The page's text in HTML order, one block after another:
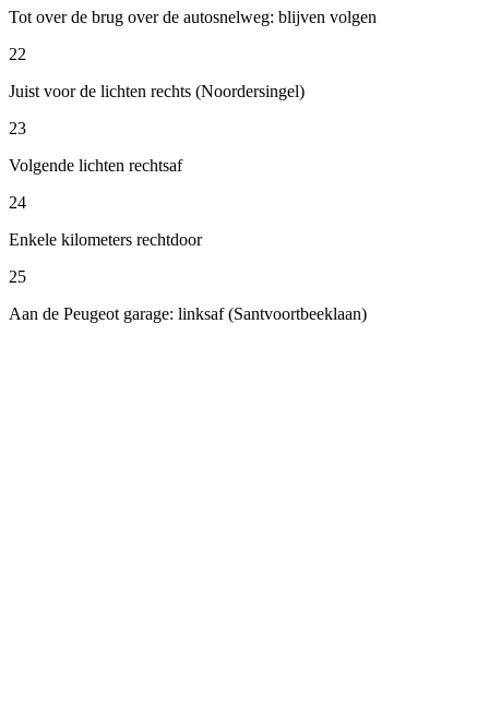
Tot over de brug over de autosnelweg: blijven volgen
22
Juist voor de lichten rechts (Noordersingel)
23
Volgende lichten rechtsaf
24
Enkele kilometers rechtdoor
25
Aan de Peugeot garage: linksaf (Santvoortbeeklaan)